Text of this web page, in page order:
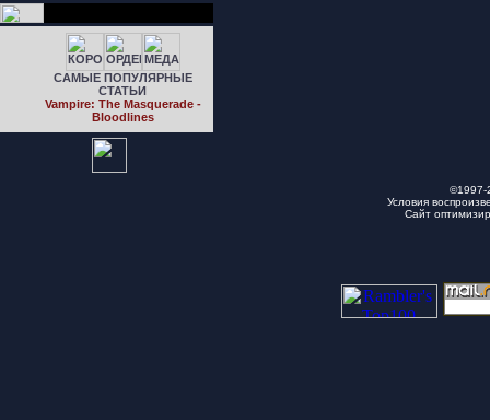
САМЫЕ ПОПУЛЯРНЫЕ
СТАТЬИ
Vampire: The Masquerade -
Bloodlines
Условия
Сайт